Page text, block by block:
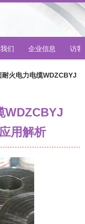
们 企业信息 访客
耐火电力电缆WDZCBYJ
WDZCBYJ
用解析